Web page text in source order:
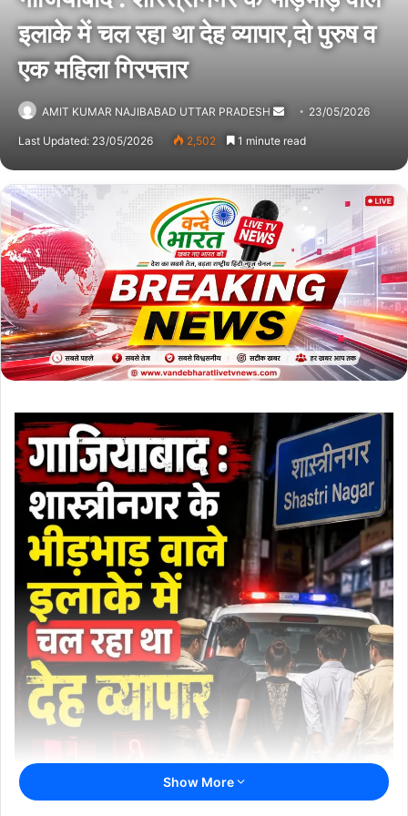
इलाके में चल रहा था देह व्यापार,दो पुरुष व
एक महिला गिरफ्तार
AMIT KUMAR NAJIBABAD UTTAR PRADESH
Send23/05/2026
Last Updated: 23/05/2026 2,502 1 minute read
Show More